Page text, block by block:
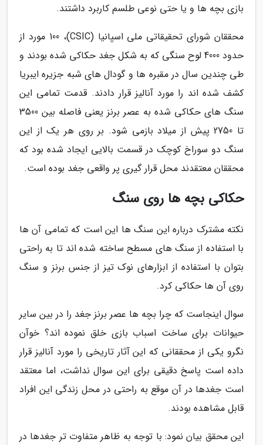
بازی بچه ها و یا حتی نوعی طلسم کاربرد داشتند.
محققان شورای تحقیقاتی ملی اسپانیا (CSIC)، 100 مورد از
حدود 4000 لوح سنگی که به شکل جغد حکاکی شده بودند و
طی چندین سال در مقبره ها و گودال های شبه جزیره ایبریا
کشف شده اند را مورد آنالیز قرار دادند. قدمت تمامی این
سنگ های حکاکی شده به عصر برنز یعنی فاصله بین 3500
تا 2750 پیش از میلاد بازمی شود. بر روی هر یک از این
سنگ دو سوراخ کوچک در قسمت بالایی ایجاد شده بود که
محققان معتقدند محل قرار گیری پر واقعی جغد بوده است.
حکاکی بچه ها روی سنگ
نکته مشترک درباره این سنگ ها این است که تمامی آن ها
با استفاده از سنگ های مسطح ساخته شده اند تا به راحتی
بتوان با استفاده از ابزارهای نوک تیز از جنس برنز و سنگ
روی آن ها حکاکی کرد.
سوال اینجاست که چرا بچه ها عصر برنز جغد را در بین سایر
حیوانات برای ساخت اسباب بازی خلق نموده اند؟ خوآن
نگرو یکی از محققانی که این آثار تاریخی را مورد آنالیز قرار
داده است پاسخ دقیقی برای این سوال نداشت، اما معتقد
است جغدها در آن موقع به راحتی در محل زندگی این افراد
قابل مشاهده بودند.
این محقق بیان نمود: با توجه به ظاهر متفاوت تر جغدها در